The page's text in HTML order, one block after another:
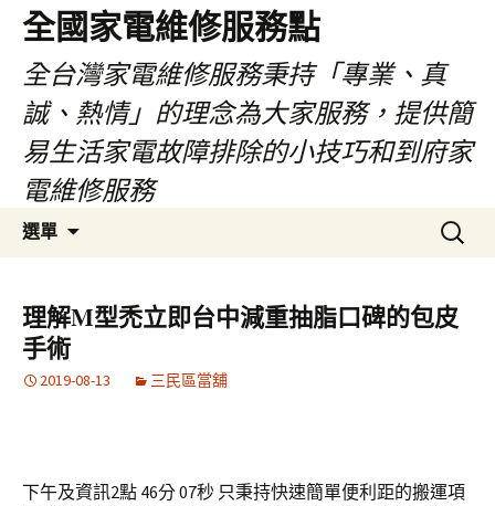
全國家電維修服務點
全台灣家電維修服務秉持「專業、真
誠、熱情」的理念為大家服務，提供簡
易生活家電故障排除的小技巧和到府家
電維修服務
選單
內
搜
尋
鍵
字:
理解M型禿立即台中減重抽脂口碑的包皮
手術
2019-08-13 三民區當舖
下午及資訊2點 46分 07秒 只秉持快速簡單便利距的搬運項